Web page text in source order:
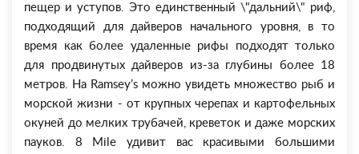
пещер и уступов. Это единственный \"дальний\" риф,
подходящий для дайверов начального уровня, в то
время как более удаленные рифы подходят только
для продвинутых дайверов из-за глубины более 18
метров. На Ramsey’s можно увидеть множество рыб и
морской жизни - от крупных черепах и картофельных
окуней до мелких трубачей, креветок и даже морских
пауков. 8 Mile удивит вас красивыми большими